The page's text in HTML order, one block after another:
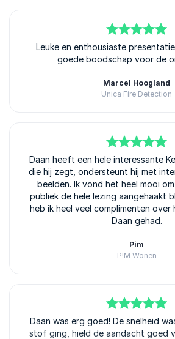
van5
Leuke en enthousiaste
goede boodschap voor de
Marcel Hoogland
Unica Fire Detection
5van5
Daan heeft een hele interessante
die hij zegt, ondersteunt hij met
beelden. Ik vond het heel mooi
publiek de hele lezing aangehaakt
heb ik heel veel complimenten
Daan gehad.
Pim
P!M Wonen
5van5
Daan was erg goed! De snelheid
stof ging, hield de aandacht goed